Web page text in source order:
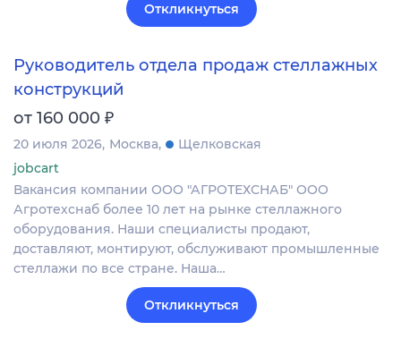
Откликнуться
Руководитель отдела продаж стеллажных
конструкций
от 160 000 ₽
20 июля 2026 Москва
Щелковская
jobcart
Вакансия компании ООО "АГРОТЕХСНАБ" ООО
Агротехснаб более 10 лет на рынке стеллажного
оборудования. Наши специалисты продают,
доставляют, монтируют, обслуживают промышленные
стеллажи по все стране. Наша…
Откликнуться